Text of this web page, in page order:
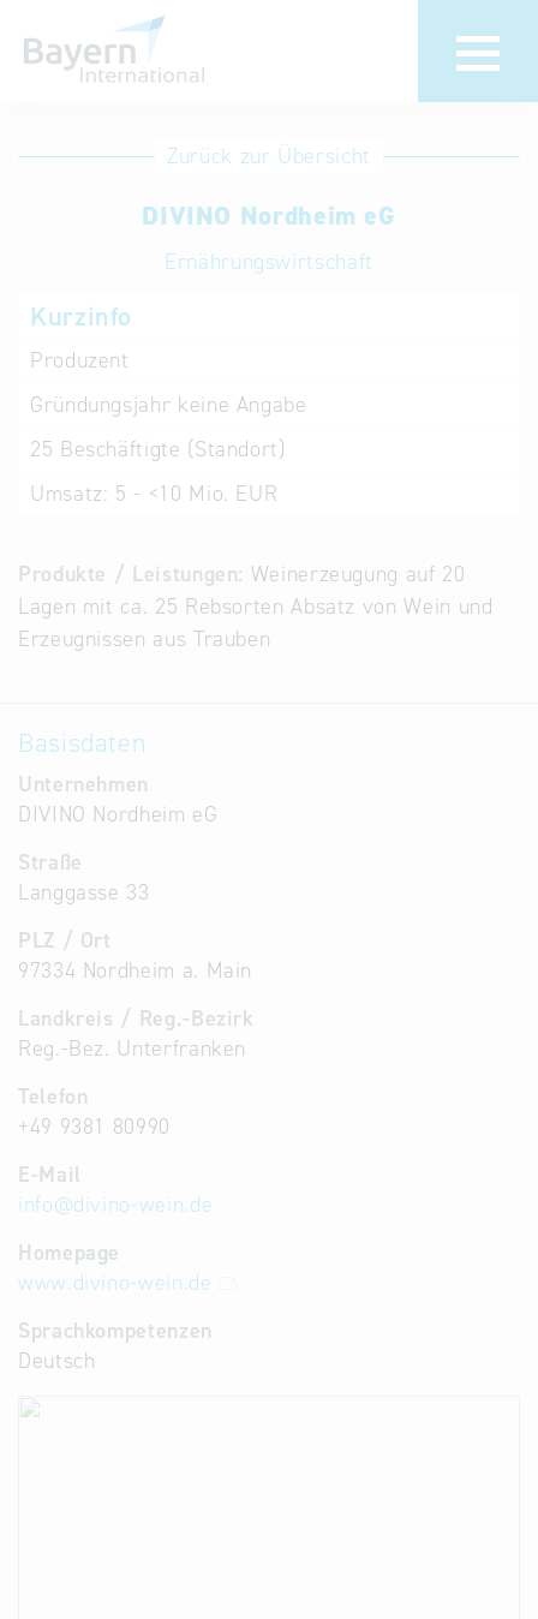
Anmeldung
Unternehmen
anmelden
Eintrag
löschen
Aktualisieren
Bavaria“
Alternative
Datenbanken
Zurück zur Übersicht
DIVINO Nordheim eG
Ernährungswirtschaft
Kurzinfo
Produzent
Gründungsjahr keine Angabe
25 Beschäftigte (Standort)
Umsatz: 5 - <10 Mio. EUR
Produkte / Leistungen: Weinerzeugung auf 20
Lagen mit ca. 25 Rebsorten Absatz von Wein und
Erzeugnissen aus Trauben
Basisdaten
Unternehmen
DIVINO Nordheim eG
Straße
Langgasse 33
PLZ / Ort
97334 Nordheim a. Main
Landkreis / Reg.-Bezirk
Reg.-Bez. Unterfranken
Telefon
+49 9381 80990
E-Mail
info@divino-wein.de
Homepage
www.divino-wein.de
Sprachkompetenzen
Deutsch